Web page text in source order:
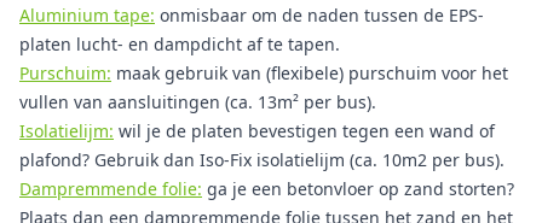
Aluminium tape: onmisbaar om de naden tussen de EPS-
platen lucht- en dampdicht af te tapen.
Purschuim: maak gebruik van (flexibele) purschuim voor het
vullen van aansluitingen (ca. 13m² per bus).
Isolatielijm: wil je de platen bevestigen tegen een wand of
plafond? Gebruik dan Iso-Fix isolatielijm (ca. 10m2 per bus).
Dampremmende folie: ga je een betonvloer op zand storten?
Plaats dan een dampremmende folie tussen het zand en het